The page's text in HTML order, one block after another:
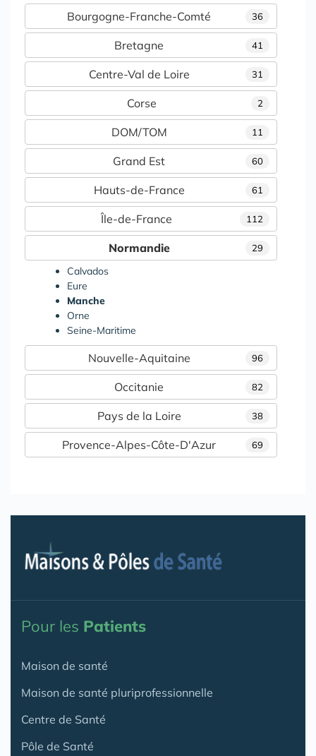
36
Bourgogne-Franche-Comté
41
Bretagne
31
Centre-Val de Loire
2
Corse
11
DOM/TOM
60
Grand Est
61
Hauts-de-France
112
Île-de-France
29
Normandie
Calvados
Eure
Manche
Orne
Seine-Maritime
96
Nouvelle-Aquitaine
82
Occitanie
38
Pays de la Loire
69
Provence-Alpes-Côte-D'Azur
Pour les Patients
Maison de santé
Maison de santé pluriprofessionnelle
Centre de Santé
Pôle de Santé